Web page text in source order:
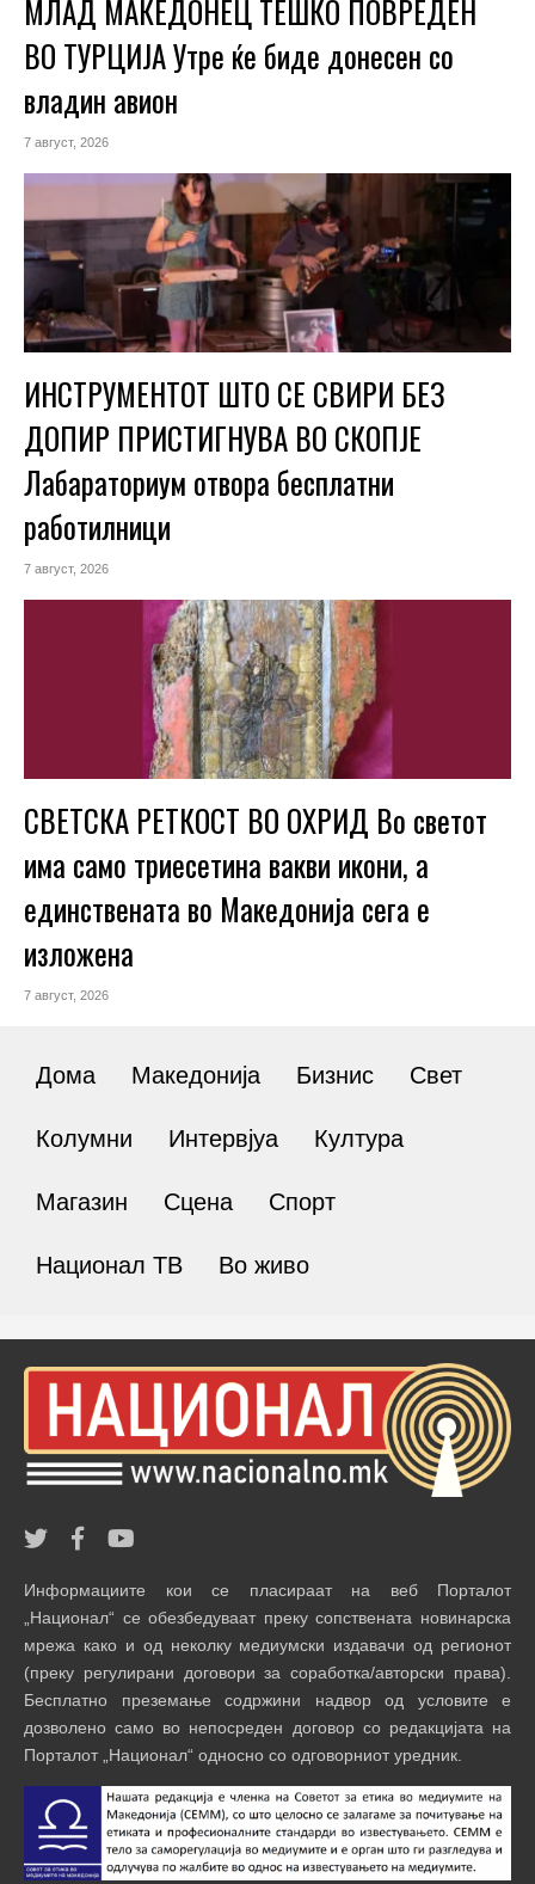
МЛАД МАКЕДОНЕЦ ТЕШКО ПОВРЕДЕН
ВО ТУРЦИЈА Утре ќе биде донесен со
владин авион
7 август, 2026
ИНСТРУМЕНТОТ ШТО СЕ СВИРИ БЕЗ
ДОПИР ПРИСТИГНУВА ВО СКОПЈЕ
Лабараториум отвора бесплатни
работилници
7 август, 2026
СВЕТСКА РЕТКОСТ ВО ОХРИД Во светот
има само триесетина вакви икони, а
единствената во Македонија сега е
изложена
7 август, 2026
Дома Македонија Бизнис Свет
Колумни Интервјуа Култура
Магазин Сцена Спорт
Национал ТВ Во живо
Информациите кои се пласираат на веб Порталот
„Национал“ се обезбедуваат преку сопствената новинарска
мрежа како и од неколку медиумски издавачи од регионот
(преку регулирани договори за соработка/авторски права).
Бесплатно преземање содржини надвор од условите е
дозволено само во непосреден договор со редакцијата на
Порталот „Национал“ односно со одговорниот уредник.